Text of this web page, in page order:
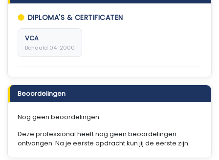
DIPLOMA'S & CERTIFICATEN
VCA
Behaald 04-2000
Beoordelingen
Nog geen beoordelingen
Deze professional heeft nog geen beoordelingen
ontvangen. Na je eerste opdracht kun jij de eerste zijn.